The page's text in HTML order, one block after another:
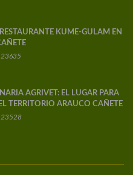
KUME-GULAM EN
23635
AGRIVET: EL LUGAR PARA
TERRITORIO ARAUCO CAÑETE
23528